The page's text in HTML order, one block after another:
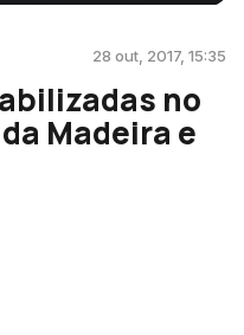
28 out, 2017, 15:35
no
Madeira e